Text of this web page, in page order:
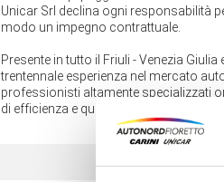
Unicar Srl declina ogni responsabilità
modo un impegno contrattuale.
Presente in tutto il Friuli - Venezia
trentennale esperienza nel mercato
professionisti altamente specializzati
di efficienza e qualità per soddisfare le